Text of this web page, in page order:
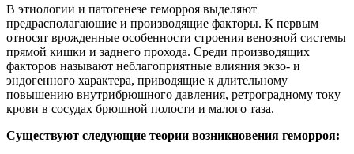
В этиологии и патогенезе геморроя выделяют
предрасполагающие и производящие факторы. К первым
относят врожденные особенности строения венозной системы
прямой кишки и заднего прохода. Среди производящих
факторов называют неблагоприятные влияния экзо- и
эндогенного характера, приводящие к длительному
повышению внутрибрюшного давления, ретроградному току
крови в сосудах брюшной полости и малого таза.
Существуют следующие теории возникновения геморроя: